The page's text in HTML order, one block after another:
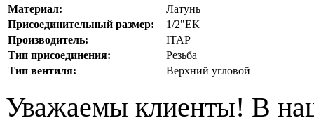
Материал:
Латунь
Присоединительный размер:
1/2"ЕК
Производитель:
ITAP
Тип присоединения:
Резьба
Тип вентиля:
Верхний угловой
Уважаемы клиенты! В